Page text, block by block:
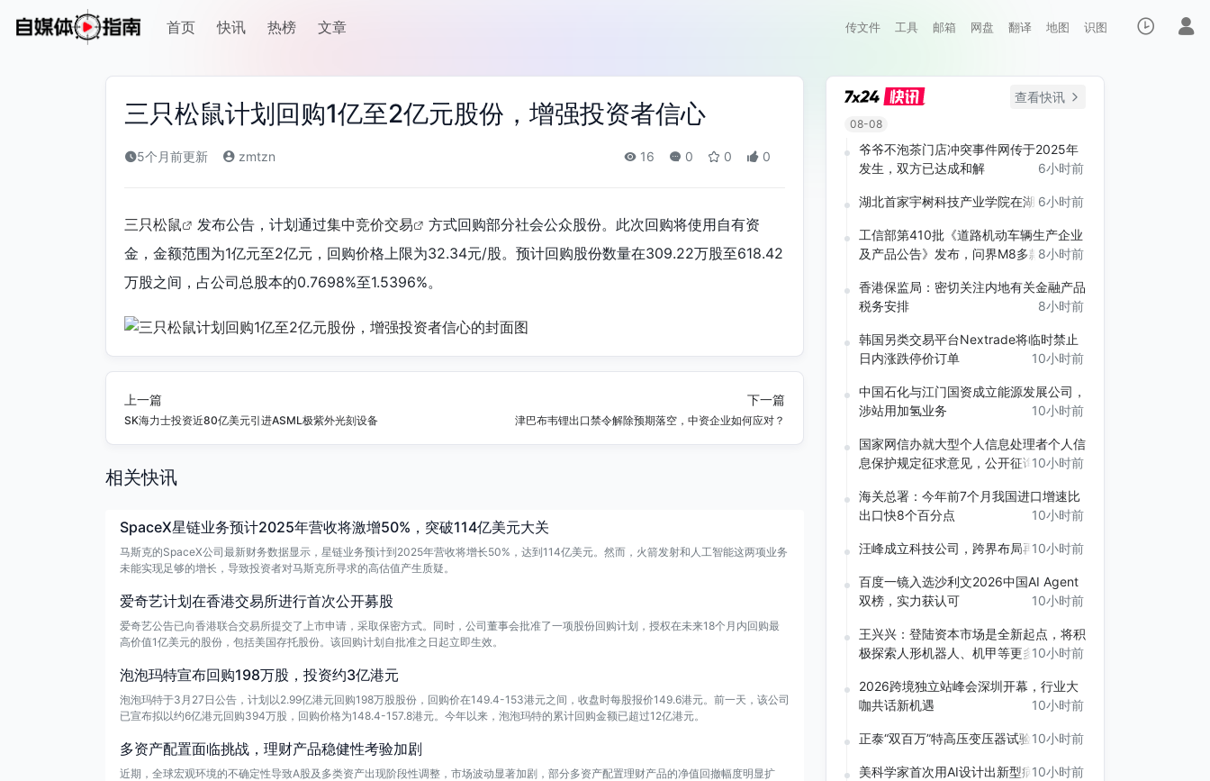
首页 快讯 热榜 文章 传文件 工具 邮箱 网盘 翻译 地图 识图
三只松鼠计划回购1亿至2亿元股份，增强投资者信心
5个月前更新 zmtzn 16 0 0 0
三只松鼠 发布公告，计划通过集中竞价交易
方式回购部分社会公众股份。此次回购将使用自有资
金，金额范围为1亿元至2亿元，回购价格上限为32.34元/股。预计回购股份数量在309.22万股至618.42
万股之间，占公司总股本的0.7698%至1.5396%。
上一篇
SK海力士投资近80亿美元引进ASML极紫外光刻设备
下一篇
津巴布韦锂出口禁令解除预期落空，中资企业如何应对？
相关快讯
SpaceX星链业务预计2025年营收将激增50%，突破114亿美元大关
马斯克的SpaceX公司最新财务数据显示，星链业务预计到2025年营收将增长50%，达到114亿美元。然而，火箭发射和人工智能这两项业务
未能实现足够的增长，导致投资者对马斯克所寻求的高估值产生质疑。
爱奇艺计划在香港交易所进行首次公开募股
爱奇艺公告已向香港联合交易所提交了上市申请，采取保密方式。同时，公司董事会批准了一项股份回购计划，授权在未来18个月内回购最
高价值1亿美元的股份，包括美国存托股份。该回购计划自批准之日起立即生效。
泡泡玛特宣布回购198万股，投资约3亿港元
泡泡玛特于3月27日公告，计划以2.99亿港元回购198万股股份，回购价在149.4-153港元之间，收盘时每股报价149.6港元。前一天，该公司
已宣布拟以约6亿港元回购394万股，回购价格为148.4-157.8港元。今年以来，泡泡玛特的累计回购金额已超过12亿港元。
多资产配置面临挑战，理财产品稳健性考验加剧
近期，全球宏观环境的不确定性导致A股及多类资产出现阶段性调整，市场波动显著加剧，部分多资产配置理财产品的净值回撤幅度明显扩
查看快讯
08-08
6小时前
爷爷不泡茶门店冲突事件网传于2025年
发生，双方已达成和解
6小时前
湖北首家宇树科技产业学院在湖北成立
8小时前
工信部第410批《道路机动车辆生产企业
及产品公告》发布，问界M8多款车型在
8小时前
香港保监局：密切关注内地有关金融产品
税务安排
10小时前
韩国另类交易平台Nextrade将临时禁止
日内涨跌停价订单
10小时前
中国石化与江门国资成立能源发展公司，
涉站用加氢业务
10小时前
国家网信办就大型个人信息处理者个人信
息保护规定征求意见，公开征询意见
10小时前
海关总署：今年前7个月我国进口增速比
出口快8个百分点
10小时前
汪峰成立科技公司，跨界布局再引关注
10小时前
百度一镜入选沙利文2026中国AI Agent
双榜，实力获认可
10小时前
王兴兴：登陆资本市场是全新起点，将积
极探索人形机器人、机甲等更多产品形态
10小时前
2026跨境独立站峰会深圳开幕，行业大
咖共话新机遇
10小时前
正泰“双百万”特高压变压器试验一次成功
10小时前
美科学家首次用AI设计出新型病毒